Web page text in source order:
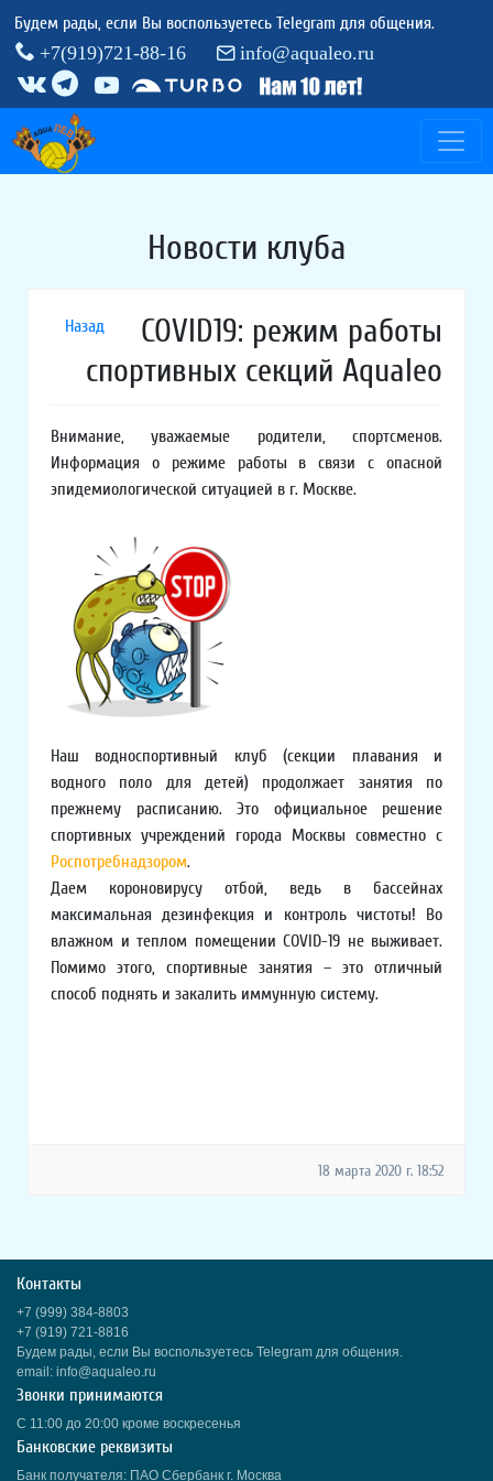
Будем рады, если Вы воспользуетесь Telegram для общения.
+7(919)721-88-16
info@aqualeo.ru
Новости клуба
Назад
COVID19: режим работы
спортивных секций Aqualeo
Внимание, уважаемые родители, спортсменов.
Информация о режиме работы в связи с опасной
эпидемиологической ситуацией в г. Москве.
Наш водноспортивный клуб (секции плавания и
водного поло для детей) продолжает занятия по
прежнему расписанию. Это официальное решение
спортивных учреждений города Москвы совместно с
Роспотребнадзором.
Даем короновирусу отбой, ведь в бассейнах
максимальная дезинфекция и контроль чистоты! Во
влажном и теплом помещении COVID-19 не выживает.
Помимо этого, спортивные занятия – это отличный
способ поднять и закалить иммунную систему.
18 марта 2020 г. 18:52
Контакты
+7 (999) 384-8803
+7 (919) 721-8816
Будем рады, если Вы воспользуетесь Telegram для общения.
email: info@aqualeo.ru
Звонки принимаются
С 11:00 до 20:00 кроме воскресенья
Банковские реквизиты
Банк получателя: ПАО Сбербанк г. Москва